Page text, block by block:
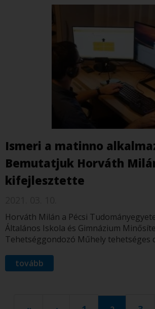
Ismeri a matinno
Bemutatjuk Horváth
kifejlesztette
Horváth Milán a Pécsi
Általános Iskola és Gimnázium
Tehetséggondozó Műhely tehetséges
tovább